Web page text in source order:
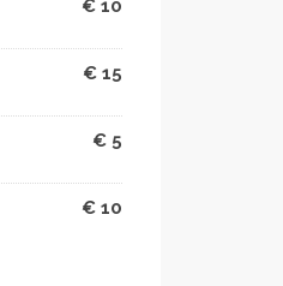
€ 10
€ 15
€ 5
€ 10